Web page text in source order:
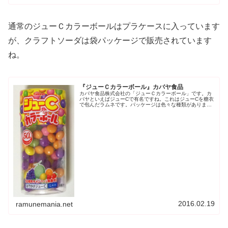
通常のジューＣカラーボールはプラケースに入っています
が、クラフトソーダは袋パッケージで販売されています
ね。
『ジューＣカラーボール』カバヤ食品
カバヤ食品株式会社の「ジューＣカラーボール」です。カ
バヤといえばジューCで有名ですね。これはジューCを糖衣
で包んだラムネです。パッケージは色々な種類がありま
ramunemania.net 2016.02.19